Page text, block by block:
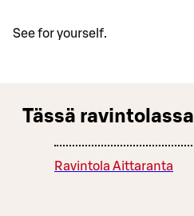
See for yourself.
Tässä ravintolassa
Ravintola Aittaranta